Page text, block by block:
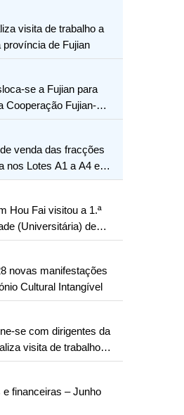
visita de trabalho a
província de Fujian
se a Fujian para
Cooperação Fujian-
venda das fracções
nos Lotes A1 a A4 e
Aterros
Hou Fai visitou a 1.ª
(Universitária) de
Macau e Hengqin
novas manifestações
Cultural Intangível
se com dirigentes da
visita de trabalho
financeiras – Junho